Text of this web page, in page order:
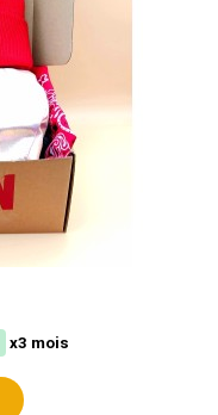
x3 mois